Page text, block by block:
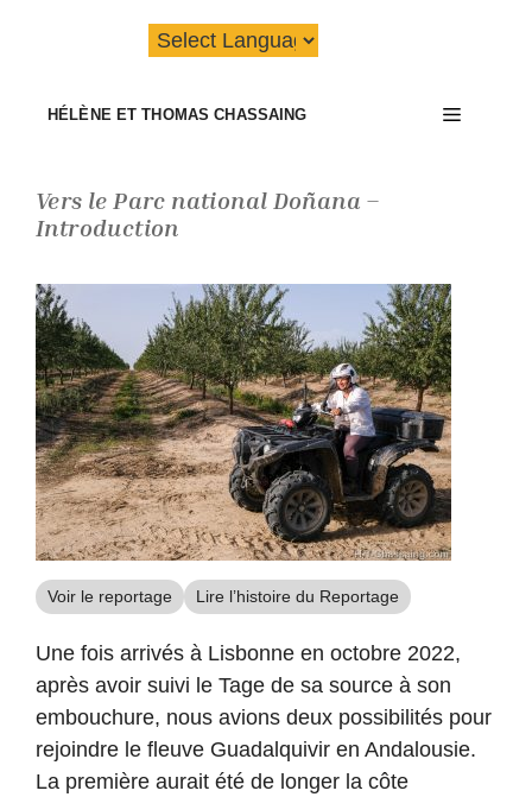
HÉLÈNE ET THOMAS CHASSAING Menu
Vers le Parc national Doñana –
Introduction
Voir le reportage Lire l’histoire du Reportage
Une fois arrivés à Lisbonne en octobre 2022,
après avoir suivi le Tage de sa source à son
embouchure, nous avions deux possibilités pour
rejoindre le fleuve Guadalquivir en Andalousie.
La première aurait été de longer la côte